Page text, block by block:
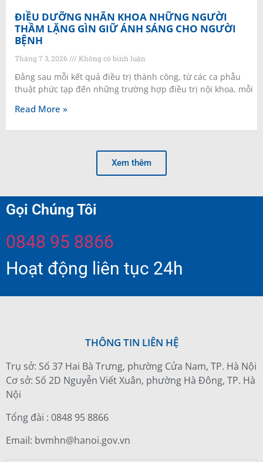
ĐIỀU DƯỠNG NHÃN KHOA NHỮNG NGƯỜI
THẦM LẶNG GÌN GIỮ ÁNH SÁNG CHO NGƯỜI
BỆNH
Tháng 7 3, 2026 Không có bình luận
Đằng sau mỗi kết quả điều trị thành công, từ các ca phẫu
thuật phức tạp đến những trường hợp điều trị nội khoa, mỗi
Read More »
Xem thêm
Gọi Chúng Tôi
0848 95 8866
Hoạt động liên tục 24h
THÔNG TIN LIÊN HỆ
Trụ sở: Số 37 Hai Bà Trưng, phường Cửa Nam, TP. Hà Nội
Cơ sở: Số 2D Nguyễn Viết Xuân, phường Hà Đông, TP. Hà
Nội
Tổng đài : 0848 95 8866
Email: bvmhn@hanoi.gov.vn